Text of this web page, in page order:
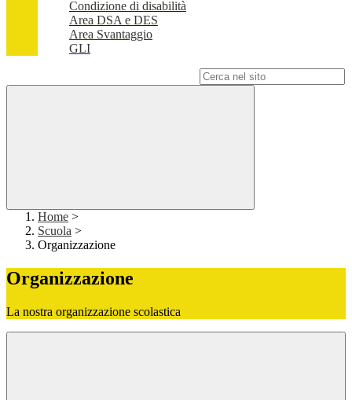
Condizione di disabilità
Area DSA e DES
Area Svantaggio
GLI
Home >
Scuola >
Organizzazione
Organizzazione
La nostra organizzazione scolastica